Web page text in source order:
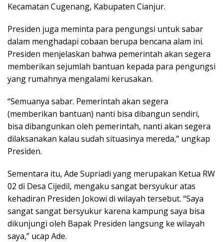
Kecamatan Cugenang, Kabupaten Cianjur.
Presiden juga meminta para pengungsi untuk sabar
dalam menghadapi cobaan berupa bencana alam ini.
Presiden menjelaskan bahwa pemerintah akan segera
memberikan sejumlah bantuan kepada para pengungsi
yang rumahnya mengalami kerusakan.
“Semuanya sabar. Pemerintah akan segera
(memberikan bantuan) nanti bisa dibangun sendiri,
bisa dibangunkan oleh pemerintah, nanti akan segera
dilaksanakan kalau sudah situasinya mereda,” ungkap
Presiden.
Sementara itu, Ade Supriadi yang merupakan Ketua RW
02 di Desa Cijedil, mengaku sangat bersyukur atas
kehadiran Presiden Jokowi di wilayah tersebut. “Saya
sangat sangat bersyukur karena kampung saya bisa
dikunjungi oleh Bapak Presiden langsung ke wilayah
saya,” ucap Ade.